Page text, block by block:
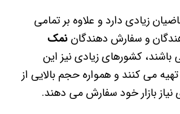
زیادی دارد و علاوه بر تمامی
و سفارش دهندگان نمک
کشورهای زیادی نیز این
می کنند و همواره حجم بالایی از
نیاز بازار خود سفارش می دهند.